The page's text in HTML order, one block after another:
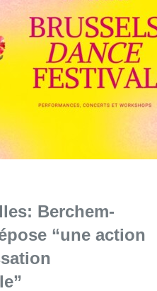
Berchem-
“une action